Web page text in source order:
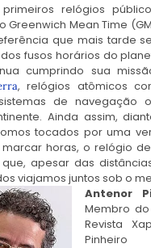
relógios
Greenwich Mean Time
que mais tarde
fusos horários do
cumprindo sua
, relógios atômicos
de navegação
Ainda assim,
tocados por uma
horas, o relógio
apesar das
viajamos juntos sob o
Antenor
Membro
Revista
Pinheiro